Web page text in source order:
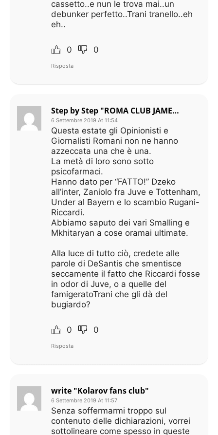
cassetto..e nun le trova mai..un
debunker perfetto..Trani tranello..eh
eh..
0 0
Risposta
Step by Step "ROMA CLUB JAMES PALLOTTA"
6 Settembre 2019 At 11:54
Questa estate gli Opinionisti e
Giornalisti Romani non ne hanno
azzeccata una che è una.
La metà di loro sono sotto
psicofarmaci.
Hanno dato per “FATTO!” Dzeko
all’inter, Zaniolo fra Juve e Tottenham,
Under al Bayern e lo scambio Rugani-
Riccardi.
Abbiamo saputo dei vari Smalling e
Mkhitaryan a cose oramai ultimate.
Alla luce di tutto ciò, credete alle
parole di DeSantis che smentisce
seccamente il fatto che Riccardi fosse
in odor di Juve, o a quelle del
famigeratoTrani che gli dà del
bugiardo?
0 0
Risposta
write "Kolarov fans club"
6 Settembre 2019 At 11:57
Senza soffermarmi troppo sul
contenuto delle dichiarazioni, vorrei
sottolineare come spesso in queste